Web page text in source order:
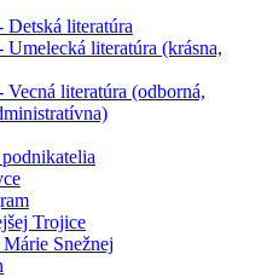
Detská literatúra
literatúra (krásna,
literatúra (odborná,
Trojice
Snežnej